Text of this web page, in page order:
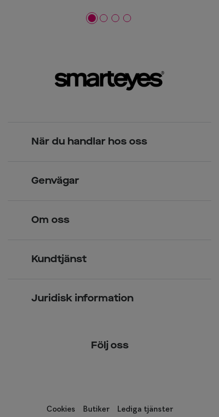
När du handlar hos oss
Över 70 butiker
Genvägar
Kontaktlinser
Om oss
Kundtjänst
Juridisk information
Följ oss
Cookies Butiker Lediga tjänster